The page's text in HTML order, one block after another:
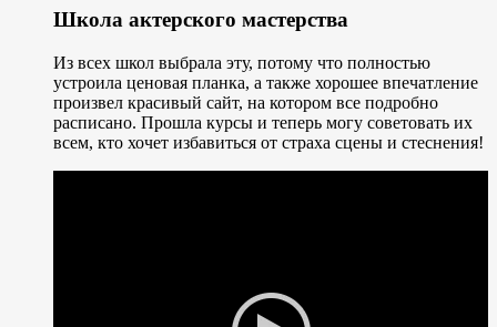
Школа актерского мастерства
Из всех школ выбрала эту, потому что полностью
устроила ценовая планка, а также хорошее впечатление
произвел красивый сайт, на котором все подробно
расписано. Прошла курсы и теперь могу советовать их
всем, кто хочет избавиться от страха сцены и стеснения!